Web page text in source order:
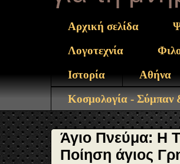
Αρχική σελίδα
Λογοτεχνία
Ιστορία
Αθήνα
Κοσμολογία - Σύμπαν
Άγιο Πνεύμα: Η
Ποίηση άγιος